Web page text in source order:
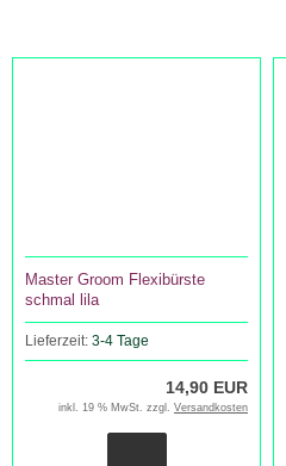
Master Groom Flexibürste
schmal lila
Lieferzeit: 3-4 Tage
14,90 EUR
inkl. 19 % MwSt. zzgl. Versandkosten